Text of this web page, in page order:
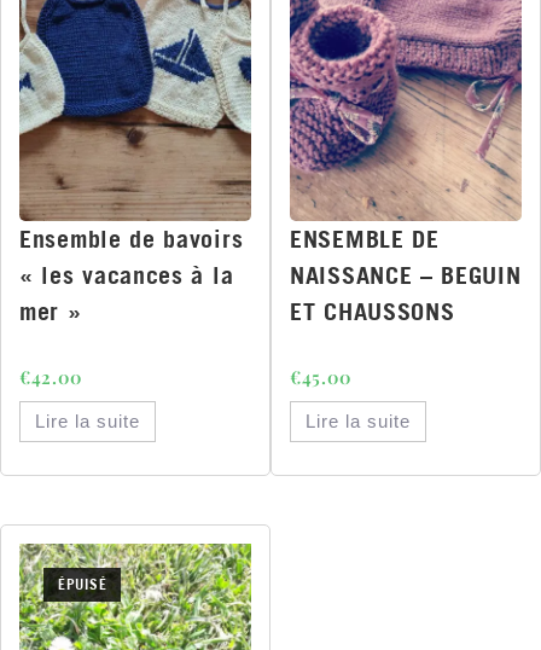
Ensemble de bavoirs
« les vacances à la
mer »
€42.00
Lire la suite
ENSEMBLE DE
NAISSANCE – BEGUIN
ET CHAUSSONS
€45.00
Lire la suite
ÉPUISÉ